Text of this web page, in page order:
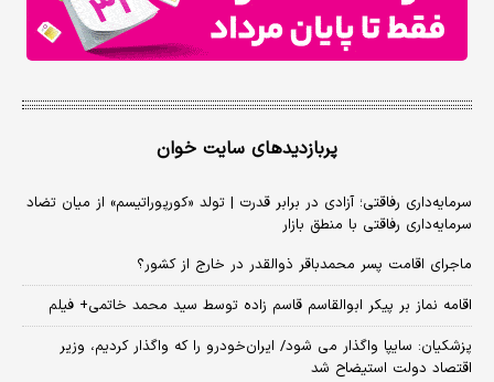
پربازدیدهای سایت خوان
سرمایه‌داری رفاقتی؛ آزادی در برابر قدرت | تولد «کورپوراتیسم» از میان تضاد
سرمایه‌داری رفاقتی با منطق بازار
ماجرای اقامت پسر محمدباقر ذوالقدر در خارج از کشور؟
اقامه نماز بر پیکر ابوالقاسم قاسم زاده توسط سید محمد خاتمی+ فیلم
پزشکیان: سایپا واگذار می شود/ ایران‌خودرو را که واگذار کردیم، وزیر
اقتصاد دولت استیضاح شد